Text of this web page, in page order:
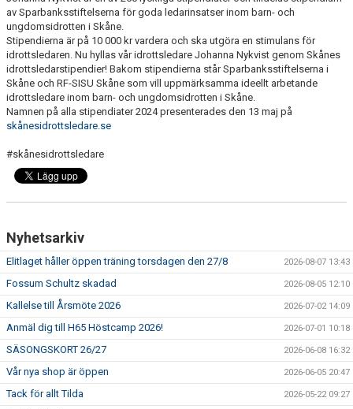
IDROTTSFÖRSÄKRINGAR
av Sparbanksstiftelserna för goda ledarinsatser inom barn- och
ungdomsidrotten i Skåne.
Stipendierna är på 10 000 kr vardera och ska utgöra en stimulans för
idrottsledaren. Nu hyllas vår idrottsledare Johanna Nykvist genom Skånes
idrottsledarstipendier! Bakom stipendierna står Sparbanksstiftelserna i
Skåne och RF-SISU Skåne som vill uppmärksamma ideellt arbetande
idrottsledare inom barn- och ungdomsidrotten i Skåne.
Namnen på alla stipendiater 2024 presenterades den 13 maj på
skånesidrottsledare.se
#skånesidrottsledare
Nyhetsarkiv
Elitlaget håller öppen träning torsdagen den 27/8 2026-08-07 13:43
Fossum Schultz skadad 2026-08-05 12:10
Kallelse till Årsmöte 2026 2026-07-02 14:09
Anmäl dig till H65 Höstcamp 2026! 2026-07-01 10:18
SÄSONGSKORT 26/27 2026-06-08 16:32
Vår nya shop är öppen 2026-06-05 20:47
Tack för allt Tilda 2026-05-22 09:27